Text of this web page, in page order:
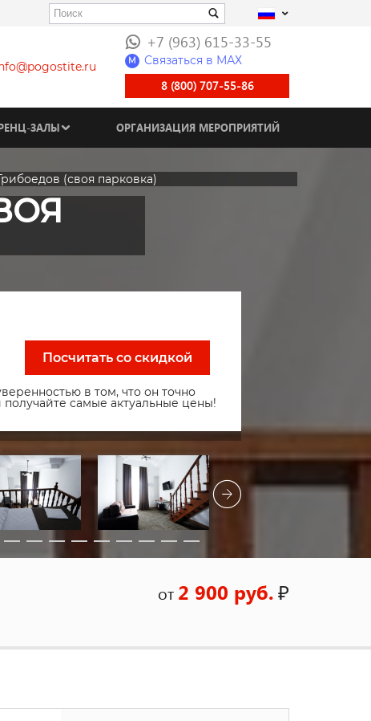
+7 (963) 615-33-55
M Связаться в МАХ
8 (800) 707-55-86
ЗАЛЫ ОРГАНИЗАЦИЯ МЕРОПРИЯТИЙ
(своя парковка)
Посчитать со скидкой
в том, что он точно
самые актуальные цены!
от 2 900 руб.₽